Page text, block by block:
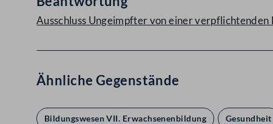
Ausschluss Ungeimpfter von einer
Ähnliche Gegenstände
Bildungswesen VII. Erwachsenenbildung Gesundheit